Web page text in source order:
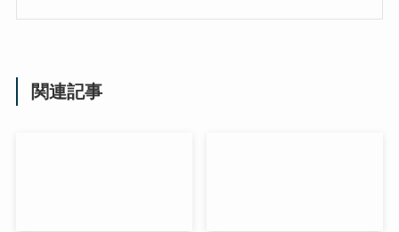
関連記事